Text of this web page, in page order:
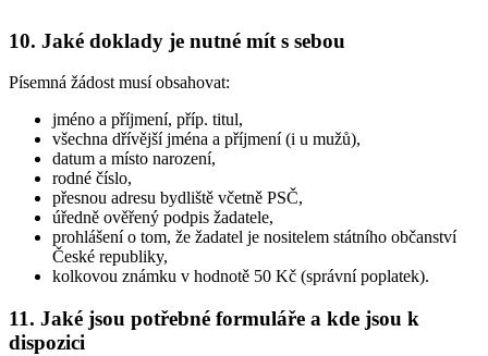
10. Jaké doklady je nutné mít s sebou
Písemná žádost musí obsahovat:
jméno a příjmení, příp. titul,
všechna dřívější jména a příjmení (i u mužů),
datum a místo narození,
rodné číslo,
přesnou adresu bydliště včetně PSČ,
úředně ověřený podpis žadatele,
prohlášení o tom, že žadatel je nositelem státního občanství
České republiky,
kolkovou známku v hodnotě 50 Kč (správní poplatek).
11. Jaké jsou potřebné formuláře a kde jsou k
dispozici